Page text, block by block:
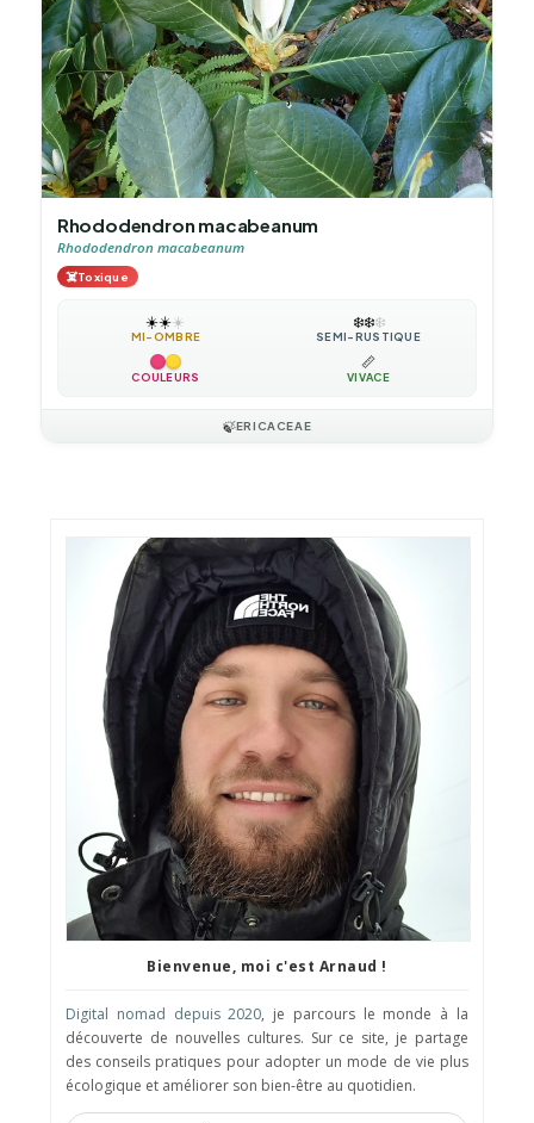
Rhododendron macabeanum
Rhododendron macabeanum
☠️Toxique
☀️☀️☀️
MI-OMBRE
❄️❄️❄️
SEMI-RUSTIQUE
COULEURS
📏
VIVACE
🍃ERICACEAE
Bienvenue, moi c'est Arnaud !
Digital nomad depuis 2020, je parcours le monde à la
découverte de nouvelles cultures. Sur ce site, je partage
des conseils pratiques pour adopter un mode de vie plus
écologique et améliorer son bien-être au quotidien.